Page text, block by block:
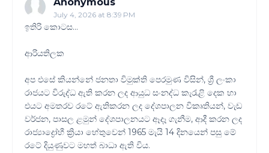
Anonymous
July 4, 2026 at 8:39 PM
ඉතිරි කොටස...
ආරියතිලක
අප එසේ කියන්නේ ජනතා විමුක්ති පෙරමුණ විසින්, ශ්‍රී ලංකා
රාජයට විරුද්ධ ඇති කරන ලද ආයුධ සංනද්ධ කැරැළි දෙක හා
එයට අමතරව රටේ ඇතිකරන ලද දේශපාලන විකෘතියන්, වැඩ
වර්ජන, පාසල ළමුන් දේශපාලනයට ඈදෑ ගැනීම, ආදී කරන ලද
රාජ්‍යාද්‍රෝහී ක්‍රියා හේතුවෙන් 1965 මැයි 14 දිනයෙන් පසු මේ
රටේ දියුණුවට මහත් බාධා ඇති විය.